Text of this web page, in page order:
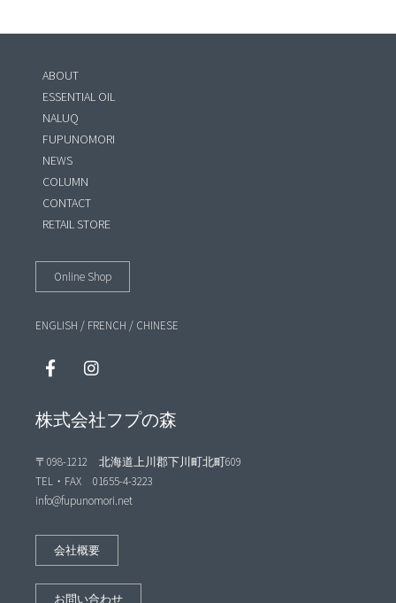
ABOUT
ESSENTIAL OIL
NALUQ
FUPUNOMORI
NEWS
COLUMN
CONTACT
RETAIL STORE
Online Shop
ENGLISH / FRENCH / CHINESE
株式会社フプの森
〒098-1212 北海道上川郡下川町北町609
TEL・FAX 01655-4-3223
info@fupunomori.net
会社概要
お問い合わせ